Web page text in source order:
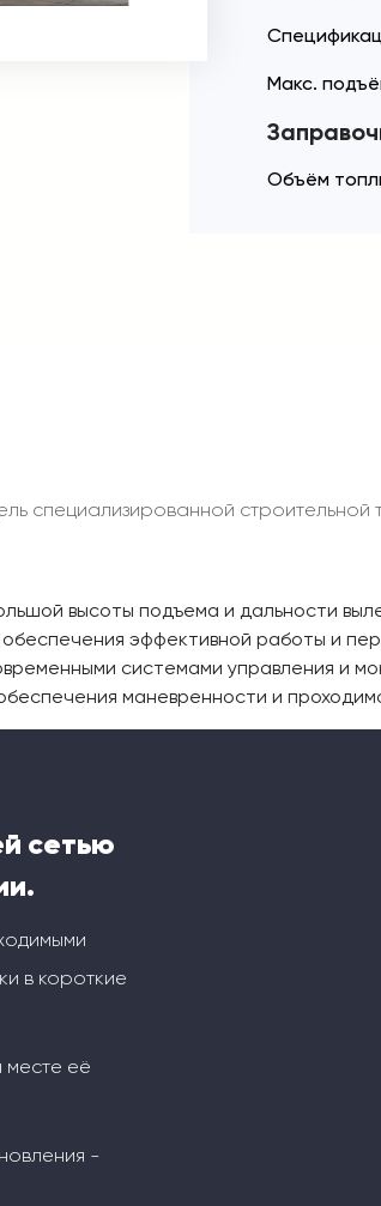
Макс.
Объём
специализированной
высоты подъема и дальности
эффективной работы и
системами управления и
маневренности и
сетью
в короткие
месте её
-